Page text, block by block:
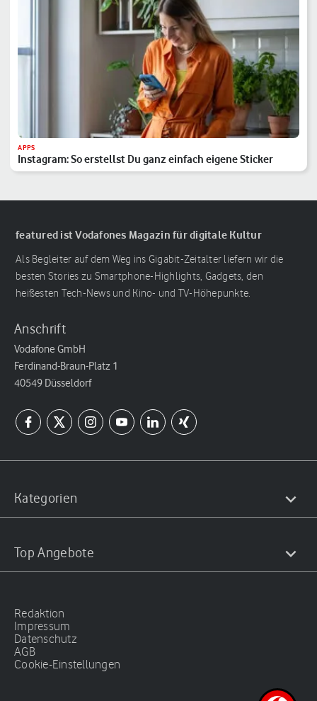
APPS
Instagram: So erstellst Du ganz einfach eigene Sticker
featured ist Vodafones Magazin für digitale Kultur
Als Begleiter auf dem Weg ins Gigabit-Zeitalter liefern wir die
besten Stories zu Smartphone-Highlights, Gadgets, den
heißesten Tech-News und Kino- und TV-Höhepunkte.
Anschrift
Vodafone GmbH
Ferdinand-Braun-Platz 1
40549 Düsseldorf
Kategorien
Top Angebote
Redaktion
Impressum
Datenschutz
AGB
Cookie-Einstellungen